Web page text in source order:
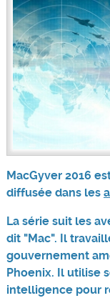
MacGyver 2016
diffusée dans les
La série suit les
dit "Mac". Il
gouvernement
Phoenix. Il utilise
intelligence pour